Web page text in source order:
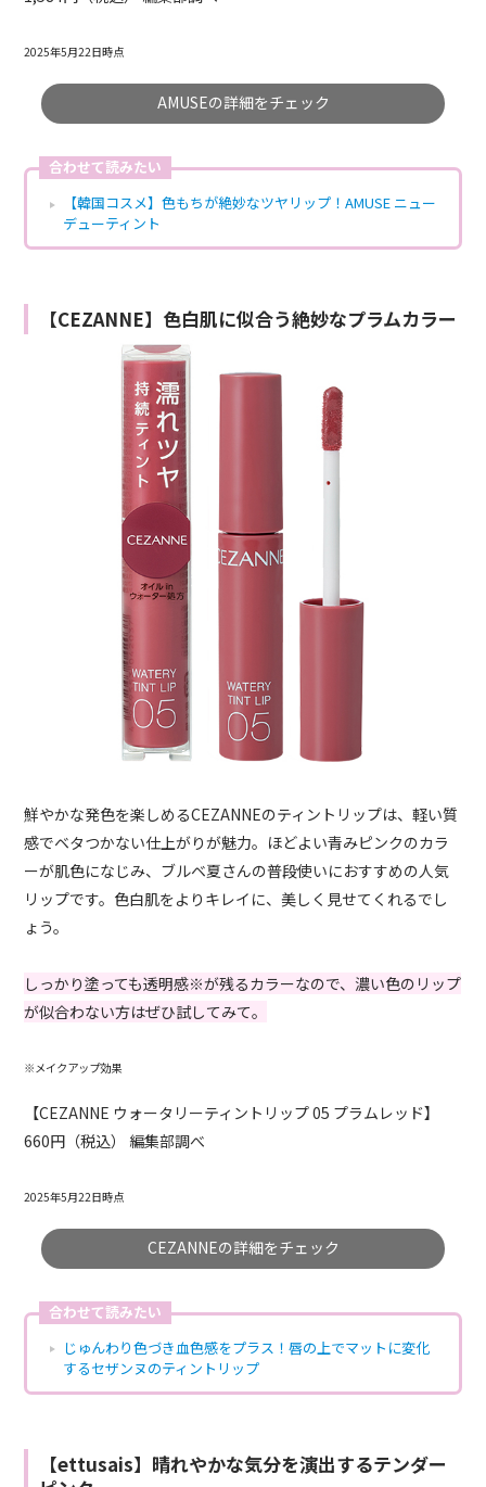
2025年5月22日時点
AMUSEの詳細をチェック
合わせて読みたい
【韓国コスメ】色もちが絶妙なツヤリップ！AMUSE ニュー
デューティント
【CEZANNE】色白肌に似合う絶妙なプラムカラー
鮮やかな発色を楽しめるCEZANNEのティントリップは、軽い質
感でベタつかない仕上がりが魅力。ほどよい青みピンクのカラ
ーが肌色になじみ、ブルベ夏さんの普段使いにおすすめの人気
リップです。色白肌をよりキレイに、美しく見せてくれるでし
ょう。
しっかり塗っても透明感※が残るカラーなので、濃い色のリップ
が似合わない方はぜひ試してみて。
※メイクアップ効果
【CEZANNE ウォータリーティントリップ 05 プラムレッド】
660円（税込） 編集部調べ
2025年5月22日時点
CEZANNEの詳細をチェック
合わせて読みたい
じゅんわり色づき血色感をプラス！唇の上でマットに変化
するセザンヌのティントリップ
【ettusais】晴れやかな気分を演出するテンダー